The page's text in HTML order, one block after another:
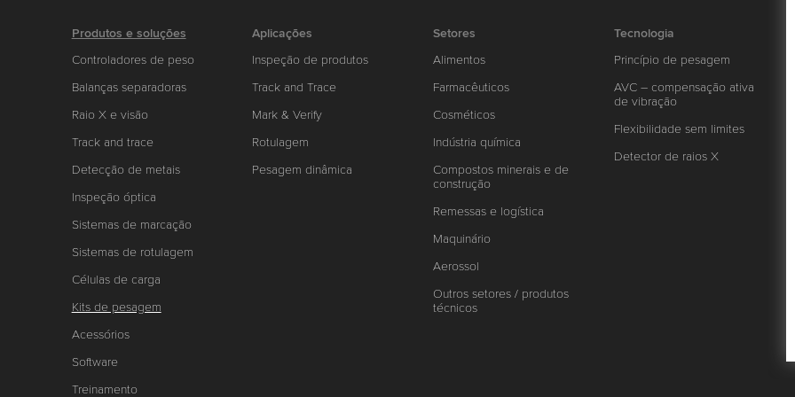
Produtos e soluções
Controladores de peso
Balanças separadoras
Raio X e visão
Track and trace
Detecção de metais
Inspeção óptica
Sistemas de marcação
Sistemas de rotulagem
Células de carga
Kits de pesagem
Acessórios
Software
Treinamento
Aplicações
Inspeção de produtos
Track and Trace
Mark & Verify
Rotulagem
Pesagem dinâmica
Setores
Alimentos
Farmacêuticos
Cosméticos
Indústria química
Compostos minerais e de
construção
Remessas e logística
Maquinário
Aerossol
Outros setores / produtos
técnicos
Tecnologia
Princípio de pesagem
AVC – compensação ativa
de vibração
Flexibilidade sem limites
Detector de raios X